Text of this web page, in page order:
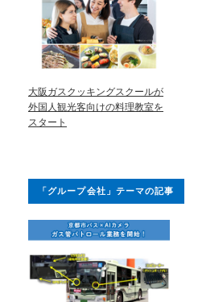
大阪ガスクッキングスクールが
外国人観光客向けの料理教室を
スタート
「グループ会社」テーマの記事